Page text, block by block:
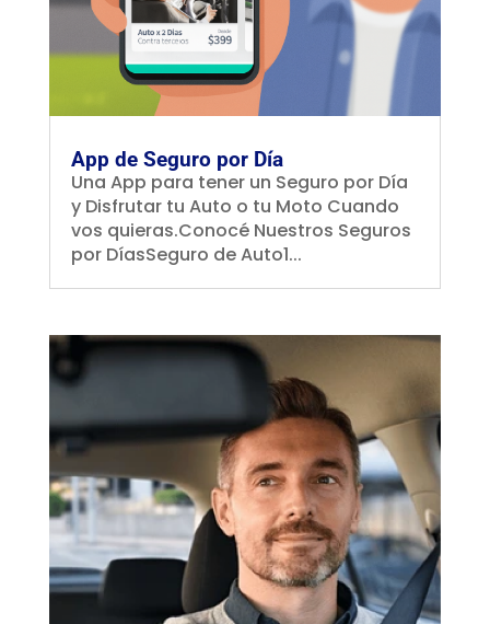
App de Seguro por Día
Una App para tener un Seguro por Día
y Disfrutar tu Auto o tu Moto Cuando
vos quieras.Conocé Nuestros Seguros
por DíasSeguro de Auto1...